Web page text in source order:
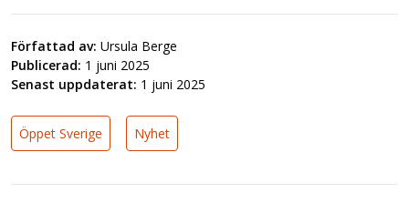
Författad av: Ursula Berge
Publicerad: 1 juni 2025
Senast uppdaterat: 1 juni 2025
Öppet Sverige Nyhet